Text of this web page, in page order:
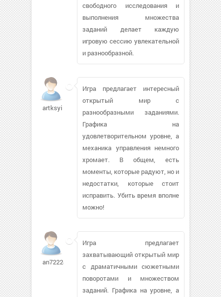
свободного исследования и
выполнения множества
заданий делает каждую
игровую сессию увлекательной
и разнообразной.
artksyi
Игра предлагает интересный
открытый мир с
разнообразными заданиями.
Графика на
удовлетворительном уровне, а
механика управления немного
хромает. В общем, есть
моменты, которые радуют, но и
недостатки, которые стоит
исправить. Убить время вполне
можно!
an722244
Игра предлагает
захватывающий открытый мир
с драматичными сюжетными
поворотами и множеством
заданий. Графика на уровне, а